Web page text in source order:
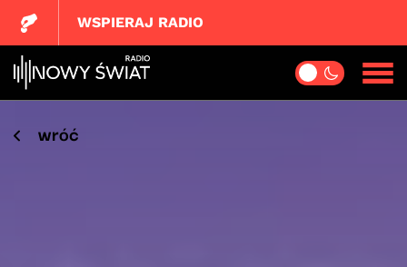
WSPIERAJ RADIO
wróć